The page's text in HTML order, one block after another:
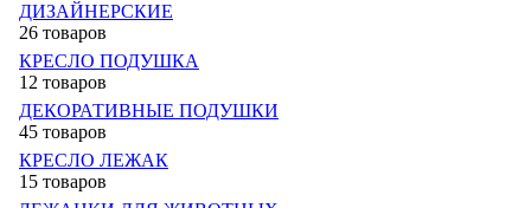
ДИЗАЙНЕРСКИЕ
26 товаров
КРЕСЛО ПОДУШКА
12 товаров
ДЕКОРАТИВНЫЕ ПОДУШКИ
45 товаров
КРЕСЛО ЛЕЖАК
15 товаров